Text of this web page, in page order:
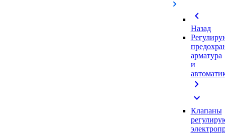
chevron_left
Назад
арматура
и
chevron_right
expand_more
Клапаны